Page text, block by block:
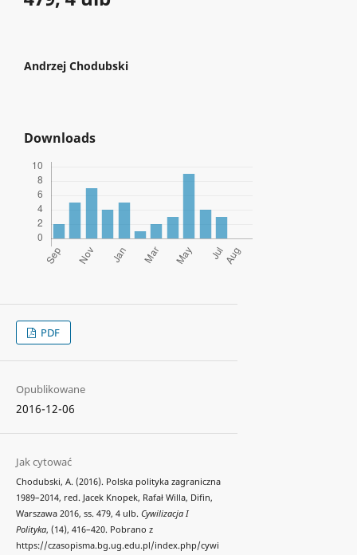
Andrzej Chodubski
Downloads
PDF
Opublikowane
2016-12-06
Jak cytować
Chodubski, A. (2016). Polska polityka zagraniczna
1989–2014, red. Jacek Knopek, Rafał Willa, Difin,
Warszawa 2016, ss. 479, 4 ulb. Cywilizacja I
Polityka, (14), 416–420. Pobrano z
https://czasopisma.bg.ug.edu.pl/index.php/cywi